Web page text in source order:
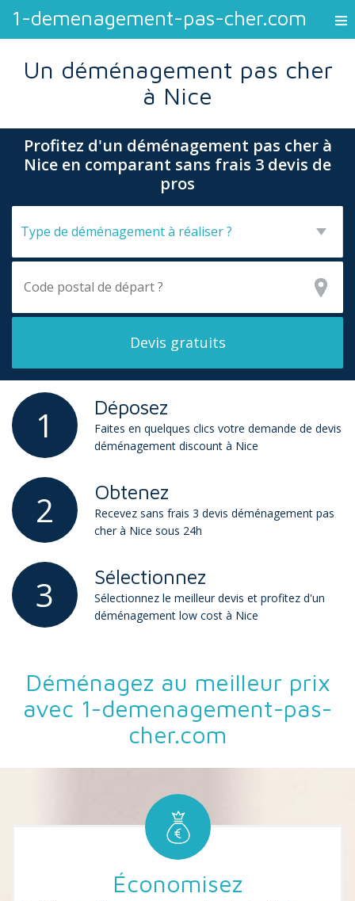
1-demenagement-pas-cher.com
Un déménagement pas cher
à Nice
Profitez d'un déménagement pas cher à
Nice en comparant sans frais 3 devis de
pros
1 Déposez
Faites en quelques clics votre demande de devis
déménagement discount à Nice
2 Obtenez
Recevez sans frais 3 devis déménagement pas
cher à Nice sous 24h
3 Sélectionnez
Sélectionnez le meilleur devis et profitez d'un
déménagement low cost à Nice
Déménagez au meilleur prix
avec 1-demenagement-pas-
cher.com
Économisez